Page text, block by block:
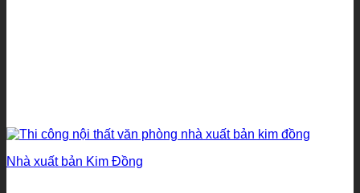
Nhà xuất bản Kim Đồng